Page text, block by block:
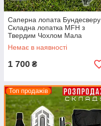
Саперна лопата Бундесверу
Складна лопатка MFH з
Твердим Чохлом Мала
Піхотна Лопата Олива
Немає в наявності
1 700 ₴
Топ продажів